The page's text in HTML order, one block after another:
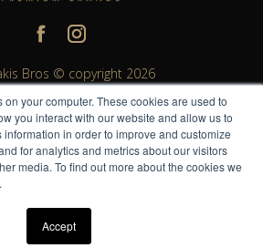
your computer. These cookies are used to
you interact with our website and allow us to
in order to improve and customize
for analytics and metrics about our visitors
media. To find out more about the cookies we
Accept
Bros © copyright 2026
other trademarks and trade names are
of their respective owners.
forward with anyone under the legal
drinking age.
να Απολαμβάνετε Υπεύθυνα.
Handcrafted by WhiteHat.